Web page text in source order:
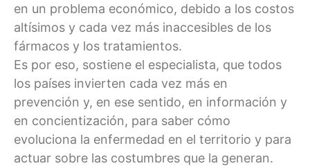
en un problema económico, debido a los costos
altísimos y cada vez más inaccesibles de los
fármacos y los tratamientos.
Es por eso, sostiene el especialista, que todos
los países invierten cada vez más en
prevención y, en ese sentido, en información y
en concientización, para saber cómo
evoluciona la enfermedad en el territorio y para
actuar sobre las costumbres que la generan.